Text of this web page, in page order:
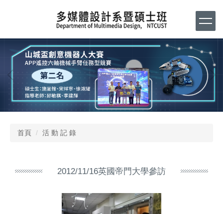
要
區
首頁 活 動 記 錄
2012/11/16英國帝門大學參訪